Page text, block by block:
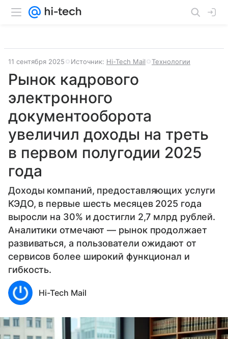
11 сентября 2025 Источник: Hi-Tech Mail Технологии
Рынок кадрового
электронного
документооборота
увеличил доходы на треть
в первом полугодии 2025
года
Доходы компаний, предоставляющих услуги
КЭДО, в первые шесть месяцев 2025 года
выросли на 30% и достигли 2,7 млрд рублей.
Аналитики отмечают — рынок продолжает
развиваться, а пользователи ожидают от
сервисов более широкий функционал и
гибкость.
Hi-Tech Mail